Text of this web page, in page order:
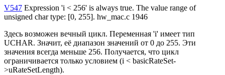
V547 Expression 'i < 256' is always true. The value range of
unsigned char type: [0, 255]. hw_mac.c 1946
Здесь возможен вечный цикл. Переменная 'i' имеет тип
UCHAR. Значит, её диапазон значений от 0 до 255. Эти
значения всегда меньше 256. Получается, что цикл
ограничивается только условием (i < basicRateSet-
>uRateSetLength).